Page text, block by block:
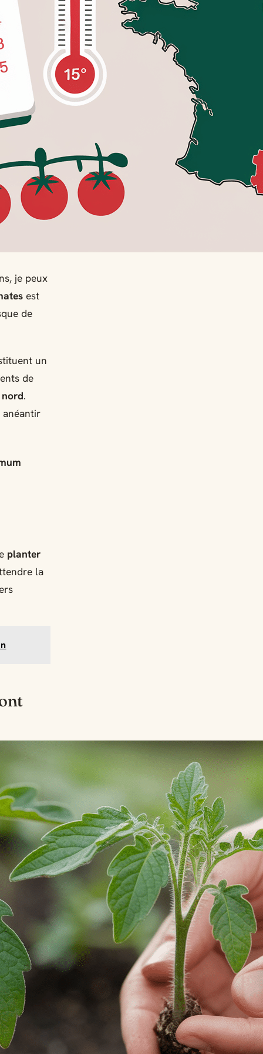
je peux
est
de
un
de
.
anéantir
planter
la